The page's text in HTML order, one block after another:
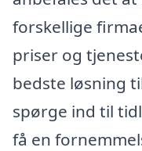
forskellige
priser og
bedste løsning
spørge ind til
få en